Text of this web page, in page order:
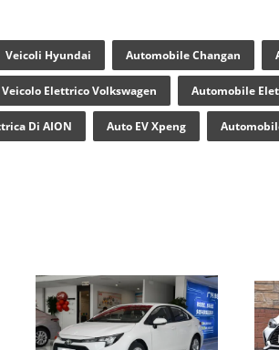
Veicoli Hyundai Automobile Changan
Veicolo Elettrico Volkswagen Automobile
Di AION Auto EV Xpeng